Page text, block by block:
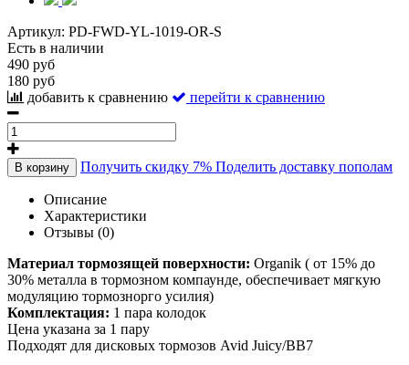
Артикул: PD-FWD-YL-1019-OR-S
Есть в наличии
490 руб
180 руб
добавить к сравнению
перейти к сравнению
В корзину Получить скидку 7% Поделить доставку пополам
Описание
Характеристики
Отзывы (0)
Материал тормозящей поверхности: Organik ( от 15% до
30% металла в тормозном компаунде, обеспечивает мягкую
модуляцию тормознорго усилия)
Комплектация: 1 пара колодок
Цена указана за 1 пару
Подходят для дисковых тормозов Avid Juicy/BB7